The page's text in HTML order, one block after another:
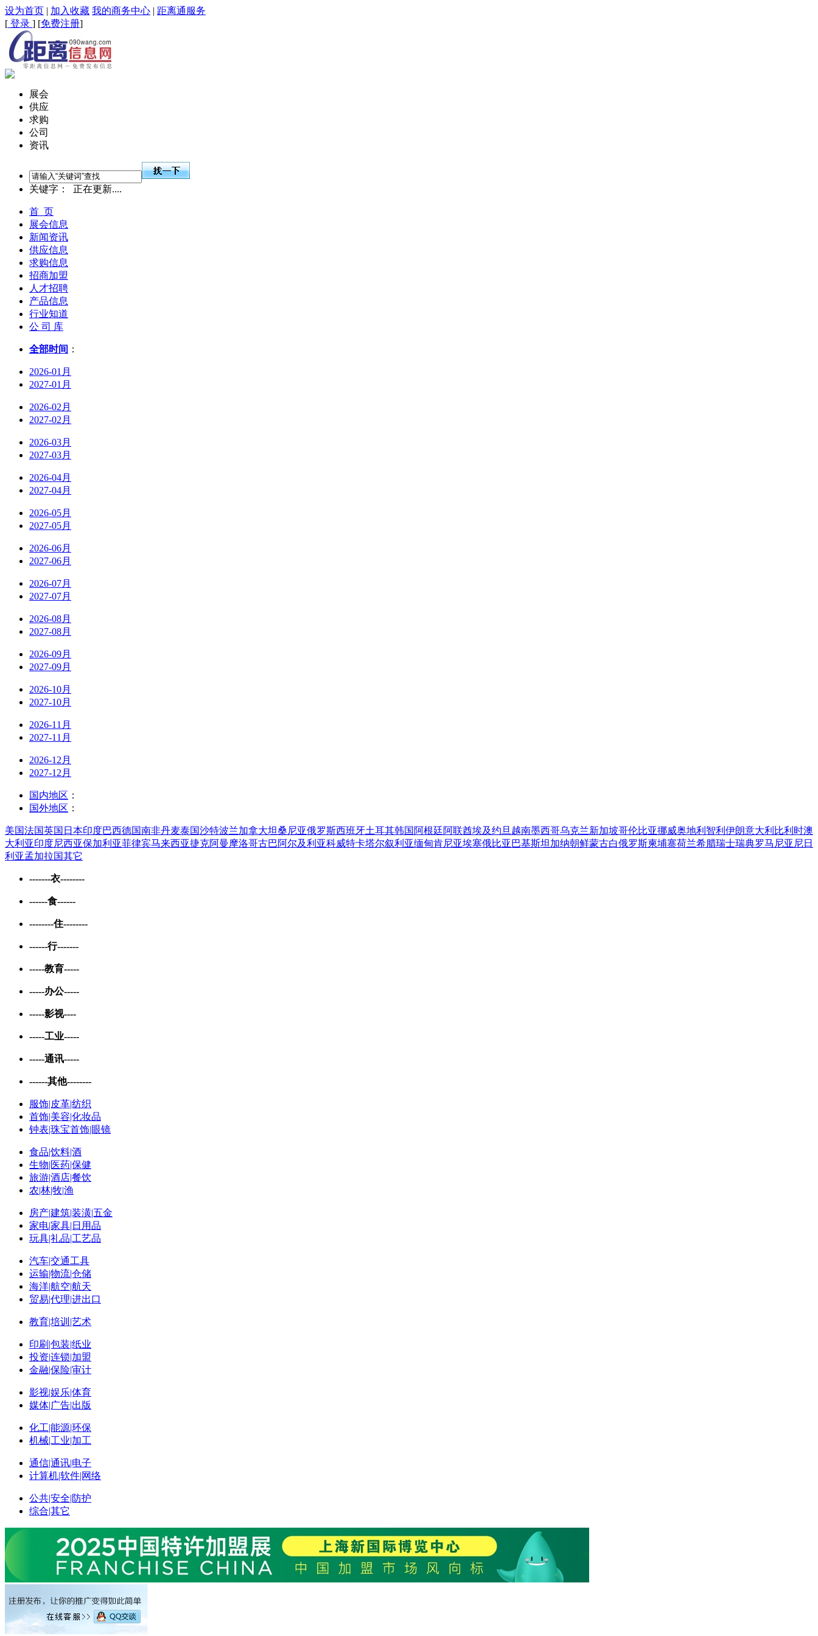
设为首页 | 加入收藏 我的商务中心 | 距离通服务
[ 登录 ] [免费注册]
展会
供应
求购
公司
资讯
关键字： 正在更新....
首 页
展会信息
新闻资讯
供应信息
求购信息
招商加盟
人才招聘
产品信息
行业知道
公 司 库
全部时间 ：
2026-01月
2027-01月
2026-02月
2027-02月
2026-03月
2027-03月
2026-04月
2027-04月
2026-05月
2027-05月
2026-06月
2027-06月
2026-07月
2027-07月
2026-08月
2027-08月
2026-09月
2027-09月
2026-10月
2027-10月
2026-11月
2027-11月
2026-12月
2027-12月
国内地区 ：
国外地区 ：
美国法国英国 日本印度巴西德国南非丹麦泰国沙特波兰加拿大坦桑尼亚俄罗斯西班牙土耳其韩国 阿根廷阿联酋埃及约旦 越南墨西哥乌克兰新加坡哥伦比亚挪威奥地利 智利 伊朗意大利 比利时澳
大利亚印度尼西亚保加利亚菲律宾马来西亚捷克阿曼 摩洛哥古巴阿尔及利亚科威特卡塔尔叙利亚缅甸肯尼亚埃塞俄比亚 巴基斯坦 加纳朝鲜蒙古白俄罗斯柬埔寨荷兰希腊瑞士瑞典罗马尼亚 尼日
利亚孟加拉国其它
-------衣--------
------食------
--------住--------
------行-------
-----教育-----
-----办公-----
-----影视----
-----工业-----
-----通讯-----
------其他--------
服饰|皮革|纺织
首饰|美容|化妆品
钟表|珠宝首饰|眼镜
食品|饮料|酒
生物|医药|保健
旅游|酒店|餐饮
农|林|牧|渔
房产|建筑|装潢|五金
家电|家具|日用品
玩具|礼品|工艺品
汽车|交通工具
运输|物流|仓储
海洋|航空|航天
贸易|代理|进出口
教育|培训|艺术
印刷|包装|纸业
投资|连锁|加盟
金融|保险|审计
影视|娱乐|体育
媒体|广告|出版
化工|能源|环保
机械|工业|加工
通信|通讯|电子
计算机|软件|网络
公共|安全|防护
综合|其它